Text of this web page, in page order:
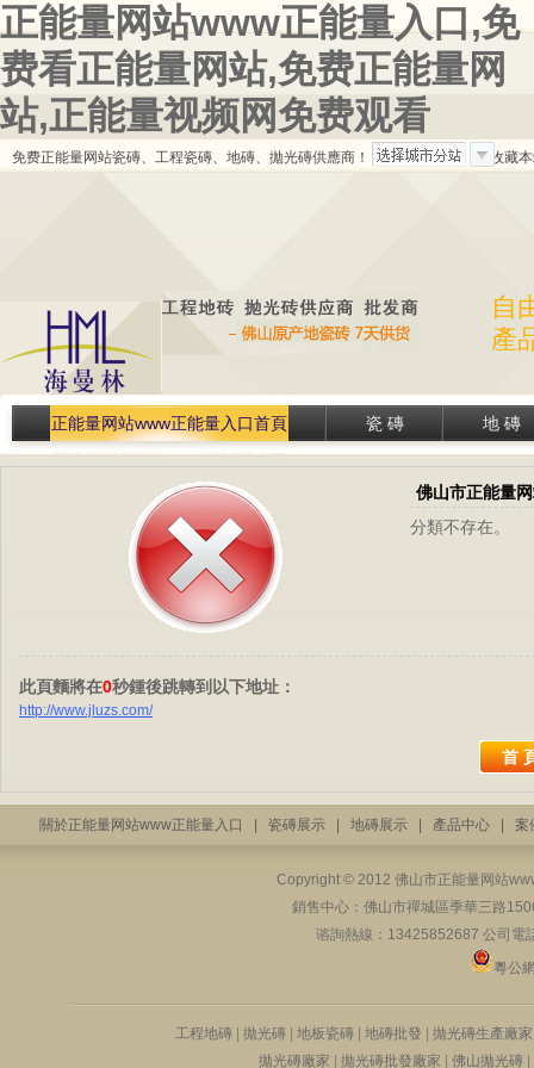
正能量网站www正能量入口,免
费看正能量网站,免费正能量网
站,正能量视频网免费观看
會員中心 | 收藏
免费正能量网站瓷磚、工程瓷磚、地磚、拋光磚供應商！
自
產
正能量网站www正能量入口首頁 瓷 磚
地 磚
聯係正能量网站www正能量入口
佛山市正能量
分類不存在。
此頁麵將在0秒鍾後跳轉到以下地址：
http://www.jluzs.com/
關於正能量网站www正能量入口 瓷磚展示 地磚展示 產品中心 案
Copyright © 2012 佛山市正能量网站
銷售中心：佛山市禪城區季華三路
谘詢熱線：13425852687 公司
粵公
工程地磚 拋光磚 地板瓷磚 地磚批發
拋光磚生產廠
拋光磚廠家
拋光磚批發廠家 佛山拋光磚